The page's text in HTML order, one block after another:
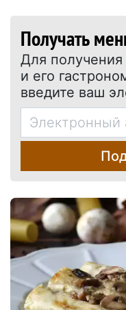
Получать
Для получения
и его
введите ваш